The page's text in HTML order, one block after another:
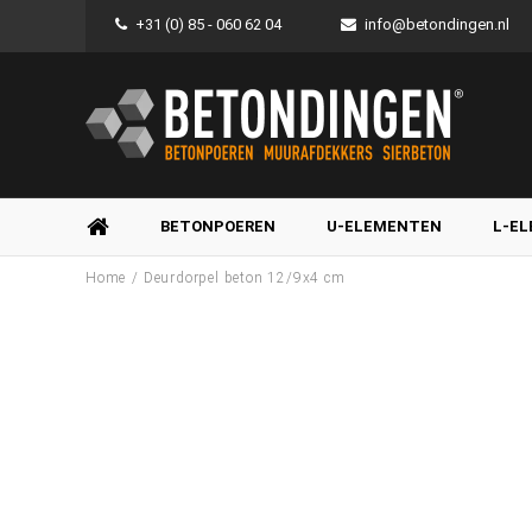
+31 (0) 85 - 060 62 04 info@betondingen.nl
BETONPOEREN U-ELEMENTEN L-
Home / Deurdorpel beton 12/9x4 cm